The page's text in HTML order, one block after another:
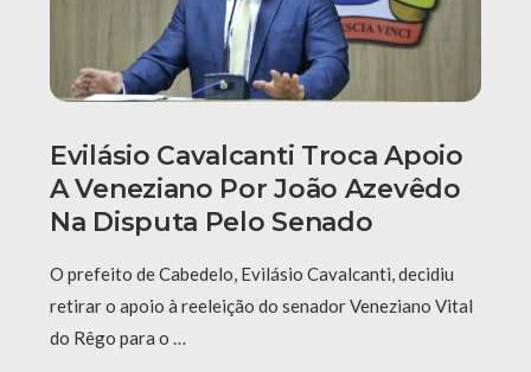
Evilásio Cavalcanti Troca Apoio
A Veneziano Por João Azevêdo
Na Disputa Pelo Senado
O prefeito de Cabedelo, Evilásio Cavalcanti, decidiu
retirar o apoio à reeleição do senador Veneziano Vital
do Rêgo para o …